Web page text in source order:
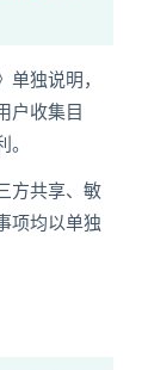
独说明，
户收集目
方共享、敏
项均以单独